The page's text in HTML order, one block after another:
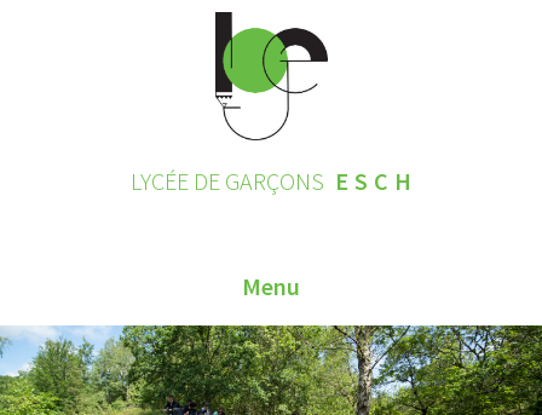
LYCÉE DE GARÇONS ESCH
Menu
HOME
CONTACT